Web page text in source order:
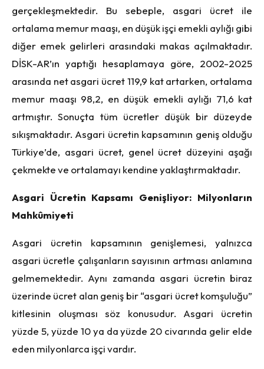
gerçekleşmektedir. Bu sebeple, asgari ücret ile
ortalama memur maaşı, en düşük işçi emekli aylığı gibi
diğer emek gelirleri arasındaki makas açılmaktadır.
DİSK-AR’ın yaptığı hesaplamaya göre, 2002-2025
arasında net asgari ücret 119,9 kat artarken, ortalama
memur maaşı 98,2, en düşük emekli aylığı 71,6 kat
artmıştır. Sonuçta tüm ücretler düşük bir düzeyde
sıkışmaktadır. Asgari ücretin kapsamının geniş olduğu
Türkiye’de, asgari ücret, genel ücret düzeyini aşağı
çekmekte ve ortalamayı kendine yaklaştırmaktadır.
Asgari Ücretin Kapsamı Genişliyor: Milyonların
Mahkûmiyeti
Asgari ücretin kapsamının genişlemesi, yalnızca
asgari ücretle çalışanların sayısının artması anlamına
gelmemektedir. Aynı zamanda asgari ücretin biraz
üzerinde ücret alan geniş bir “asgari ücret komşuluğu”
kitlesinin oluşması söz konusudur. Asgari ücretin
yüzde 5, yüzde 10 ya da yüzde 20 civarında gelir elde
eden milyonlarca işçi vardır.